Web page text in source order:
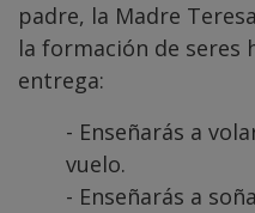
padre, la Madre
la formación de seres
entrega:
- Enseñarás a
vuelo.
- Enseñarás a